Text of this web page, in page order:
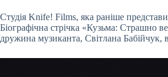
Студія Knife! Films, яка раніше
Біографічна стрічка «Кузьма: Страшно
дружина музиканта, Світлана Бабійчук,